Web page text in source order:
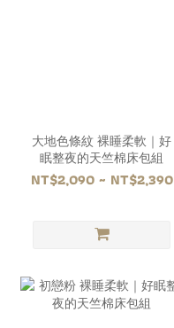
大地色條紋 裸睡柔軟｜好
眠整夜的天竺棉床包組
NT$2,090 ~ NT$2,390